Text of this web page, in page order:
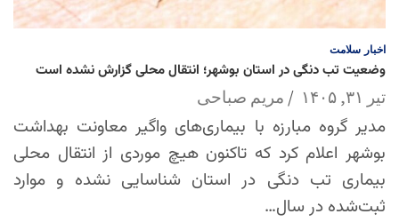
اخبار سلامت
وضعیت تب دنگی در استان بوشهر؛ انتقال محلی گزارش نشده است
تیر ۳۱, ۱۴۰۵ مریم صباحی
مدیر گروه مبارزه با بیماری‌های واگیر معاونت بهداشت
بوشهر اعلام کرد که تاکنون هیچ موردی از انتقال محلی
بیماری تب دنگی در استان شناسایی نشده و موارد
ثبت‌شده در سال…